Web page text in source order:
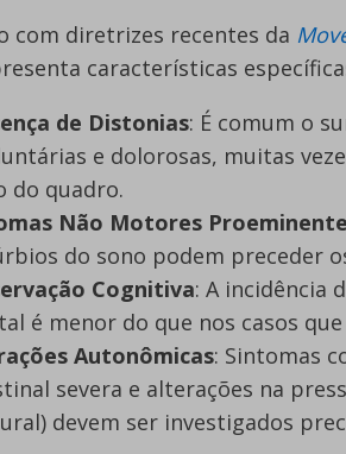
com diretrizes recentes da
características
de Distonias: É comum o
e dolorosas, muitas
do quadro.
Não Motores
do sono podem preceder
Cognitiva: A incidência
é menor do que nos casos
Autonômicas: Sintomas
severa e alterações na
devem ser investigados